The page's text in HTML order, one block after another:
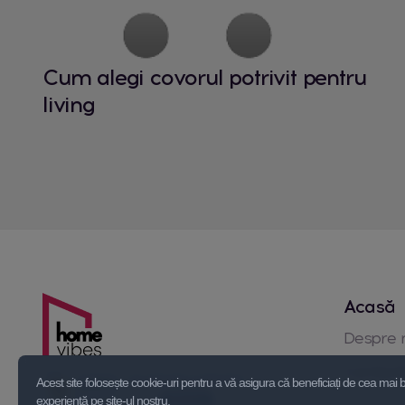
Cum alegi covorul potrivit pentru
living
Acasă
Despre
Acest site folosește cookie-uri pentru a vă asigura că beneficiați de cea mai
experiență pe site-ul nostru.